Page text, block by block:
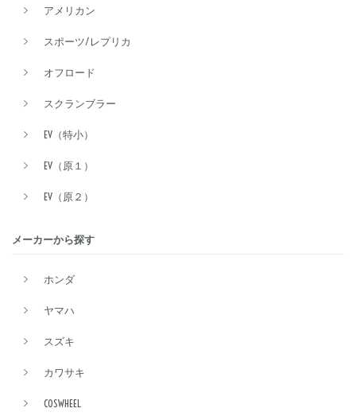
アメリカン
スポーツ/レプリカ
オフロード
スクランブラー
EV（特小）
EV（原１）
EV（原２）
メーカーから探す
ホンダ
ヤマハ
スズキ
カワサキ
COSWHEEL